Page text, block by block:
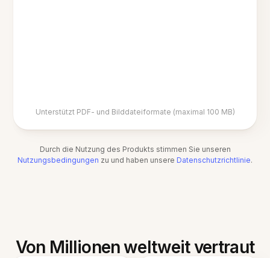
Unterstützt PDF- und Bilddateiformate (maximal 100 MB)
Durch die Nutzung des Produkts stimmen Sie unseren
Nutzungsbedingungen zu und haben unsere Datenschutzrichtlinie.
Von Millionen weltweit vertraut